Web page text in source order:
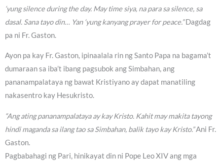
‘yung silence during the day. May time siya, na para sa silence, sa
dasal. Sana tayo din… Yan ‘yung kanyang prayer for peace.”Dagdag
pa ni Fr. Gaston.
Ayon pa kay Fr. Gaston, ipinaalala rin ng Santo Papa na bagama’t
dumaraan sa iba’t ibang pagsubok ang Simbahan, ang
pananampalataya ng bawat Kristiyano ay dapat manatiling
nakasentro kay Hesukristo.
“Ang ating pananampalataya ay kay Kristo. Kahit may makita tayong
hindi maganda sa ilang tao sa Simbahan, balik tayo kay Kristo.”Ani Fr.
Gaston.
Pagbabahagi ng Pari, hinikayat din ni Pope Leo XIV ang mga